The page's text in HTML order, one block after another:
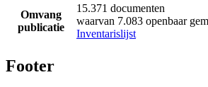
Omvang
publicatie
15.371 documenten
waarvan 7.083 openbaar
Inventarislijst
Footer